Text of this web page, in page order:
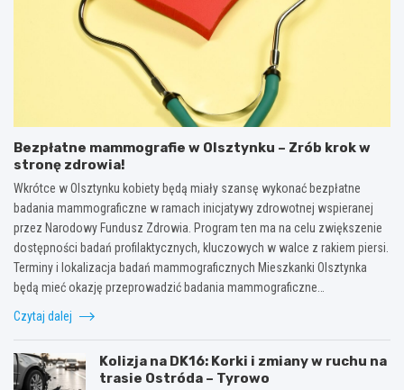
Bezpłatne mammografie w Olsztynku – Zrób krok w
stronę zdrowia!
Wkrótce w Olsztynku kobiety będą miały szansę wykonać bezpłatne
badania mammograficzne w ramach inicjatywy zdrowotnej wspieranej
przez Narodowy Fundusz Zdrowia. Program ten ma na celu zwiększenie
dostępności badań profilaktycznych, kluczowych w walce z rakiem piersi.
Terminy i lokalizacja badań mammograficznych Mieszkanki Olsztynka
będą mieć okazję przeprowadzić badania mammograficzne…
Czytaj dalej
Kolizja na DK16: Korki i zmiany w ruchu na
trasie Ostróda – Tyrowo